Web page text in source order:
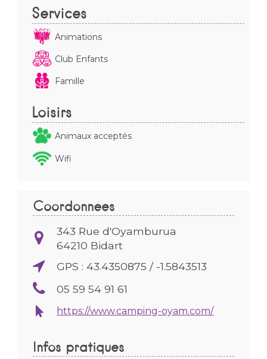
Services
Animations
Club Enfants
Famille
Loisirs
Animaux acceptés
Wifi
Coordonnées
343 Rue d'Oyamburua
64210 Bidart
GPS : 43.4350875 / -1.5843513
05 59 54 91 61
https://www.camping-oyam.com/
Infos pratiques